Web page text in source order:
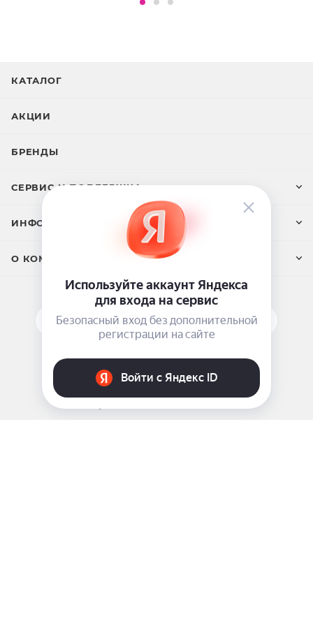
экстракт лабазника многопарного, соевое масло,
КАТАЛОГ
АКЦИИ
БРЕНДЫ
СЕРВИС И ПОДДЕРЖКА
ИНФОРМАЦИЯ
О КОМПАНИИ
ПОДПИСАТЬСЯ НА РАССЫЛКУ
ЗАДАТЬ ВОПРОС